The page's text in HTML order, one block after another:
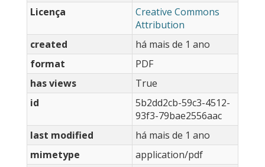
Licença
Creative Commons
Attribution
created
há mais de 1 ano
format
PDF
has views
True
id
5b2dd2cb-59c3-4512-
93f3-79bae2556aac
last modified
há mais de 1 ano
mimetype
application/pdf